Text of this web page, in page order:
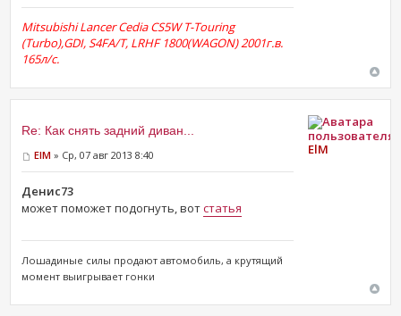
Mitsubishi Lancer Cedia CS5W T-Touring
(Turbo),GDI, S4FA/T, LRHF 1800(WAGON) 2001г.в.
165л/с.
Re: Как снять задний диван...
ElM » Ср, 07 авг 2013 8:40
Денис73
может поможет подогнуть, вотстатья
Лошадиные силы продают ​автомобиль, а крутящий
момент выигрывает гонки
ElM